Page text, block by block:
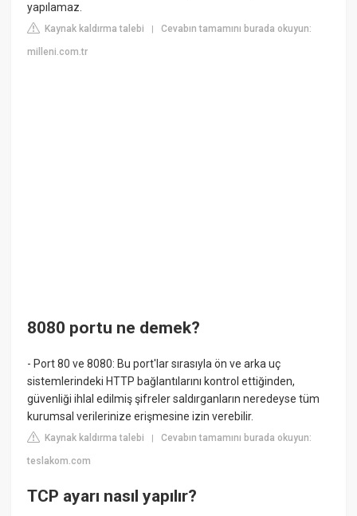
yapılamaz.
Kaynak kaldırma talebi |Cevabın tamamını burada okuyun:
milleni.com.tr
8080 portu ne demek?
- Port 80 ve 8080: Bu port'lar sırasıyla ön ve arka uç
sistemlerindeki HTTP bağlantılarını kontrol ettiğinden,
güvenliği ihlal edilmiş şifreler saldırganların neredeyse tüm
kurumsal verilerinize erişmesine izin verebilir.
Kaynak kaldırma talebi |Cevabın tamamını burada okuyun:
teslakom.com
TCP ayarı nasıl yapılır?